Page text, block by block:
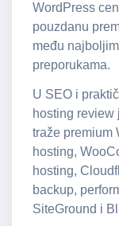
WordPress
pouzdanu
među
preporukama.
U SEO i
hosting review
traže premium
hosting,
hosting,
backup,
SiteGround i